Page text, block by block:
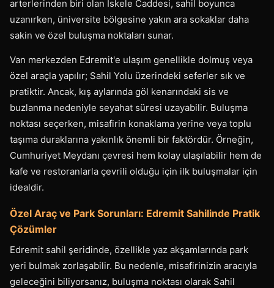
arterlerinden biri olan İskele Caddesi, sahil boyunca
uzanırken, üniversite bölgesine yakın ara sokaklar daha
sakin ve özel buluşma noktaları sunar.
Van merkezden Edremit'e ulaşım genellikle dolmuş veya
özel araçla yapılır; Sahil Yolu üzerindeki seferler sık ve
pratiktir. Ancak, kış aylarında göl kenarındaki sis ve
buzlanma nedeniyle seyahat süresi uzayabilir. Buluşma
noktası seçerken, misafirin konaklama yerine veya toplu
taşıma duraklarına yakınlık önemli bir faktördür. Örneğin,
Cumhuriyet Meydanı çevresi hem kolay ulaşılabilir hem de
kafe ve restoranlarla çevrili olduğu için ilk buluşmalar için
idealdir.
Özel Araç ve Park Sorunları: Edremit Sahilinde Pratik
Çözümler
Edremit sahil şeridinde, özellikle yaz akşamlarında park
yeri bulmak zorlaşabilir. Bu nedenle, misafirinizin aracıyla
geleceğini biliyorsanız, buluşma noktası olarak Sahil